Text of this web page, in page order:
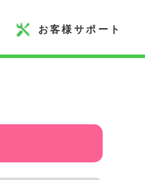
お客様サポート